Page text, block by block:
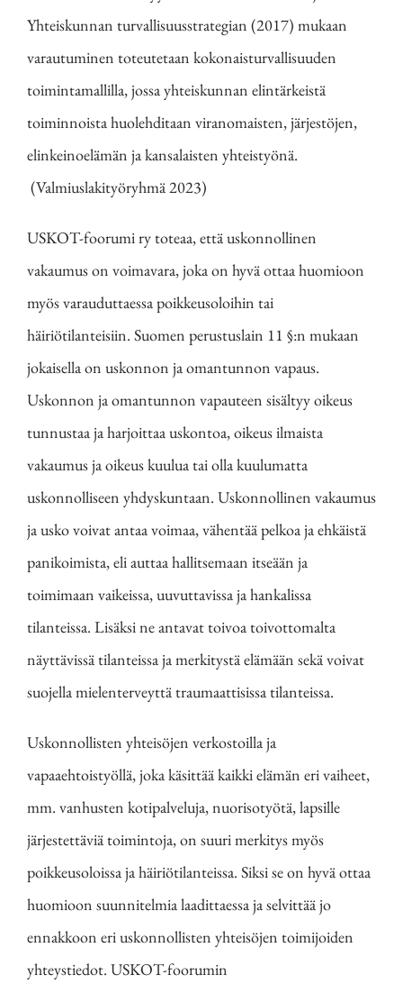
Yhteiskunnan turvallisuusstrategian (2017) mukaan
varautuminen toteutetaan kokonaisturvallisuuden
toimintamallilla, jossa yhteiskunnan elintärkeistä
toiminnoista huolehditaan viranomaisten, järjestöjen,
elinkeinoelämän ja kansalaisten yhteistyönä.
(Valmiuslakityöryhmä 2023)
USKOT-foorumi ry toteaa, että uskonnollinen
vakaumus on voimavara, joka on hyvä ottaa huomioon
myös varauduttaessa poikkeusoloihin tai
häiriötilanteisiin. Suomen perustuslain 11 §:n mukaan
jokaisella on uskonnon ja omantunnon vapaus.
Uskonnon ja omantunnon vapauteen sisältyy oikeus
tunnustaa ja harjoittaa uskontoa, oikeus ilmaista
vakaumus ja oikeus kuulua tai olla kuulumatta
uskonnolliseen yhdyskuntaan. Uskonnollinen vakaumus
ja usko voivat antaa voimaa, vähentää pelkoa ja ehkäistä
panikoimista, eli auttaa hallitsemaan itseään ja
toimimaan vaikeissa, uuvuttavissa ja hankalissa
tilanteissa. Lisäksi ne antavat toivoa toivottomalta
näyttävissä tilanteissa ja merkitystä elämään sekä voivat
suojella mielenterveyttä traumaattisissa tilanteissa.
Uskonnollisten yhteisöjen verkostoilla ja
vapaaehtoistyöllä, joka käsittää kaikki elämän eri vaiheet,
mm. vanhusten kotipalveluja, nuorisotyötä, lapsille
järjestettäviä toimintoja, on suuri merkitys myös
poikkeusoloissa ja häiriötilanteissa. Siksi se on hyvä ottaa
huomioon suunnitelmia laadittaessa ja selvittää jo
ennakkoon eri uskonnollisten yhteisöjen toimijoiden
yhteystiedot. USKOT-foorumin